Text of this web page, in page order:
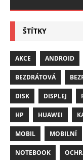
ŠTÍTKY
AKCE ANDROID
BEZDRÁTOVÁ
DISK DISPLEJ
HP HUAWEI
MOBIL MOBILNÍ
NOTEBOOK